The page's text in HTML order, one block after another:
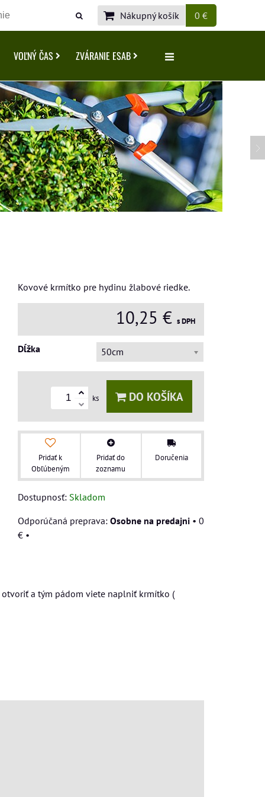
Nákupný košík 0 €
VOĽNÝ ČAS ZVÁRANIE ESAB
Kovové krmítko pre hydinu žlabové riedke.
10,25 € s DPH
Dĺžka 50cm
ks DO KOŠÍKA
Pridať k
Obľúbeným
Pridať do
zoznamu
Doručenia
Dostupnosť: Skladom
Osobne na predajni • 0
€ •
otvoriť a tým pádom viete naplniť krmítko (